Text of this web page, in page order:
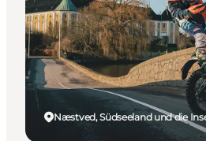
Events
Essen
Unterkunft
Reise planen
Næstved, Südseeland und die